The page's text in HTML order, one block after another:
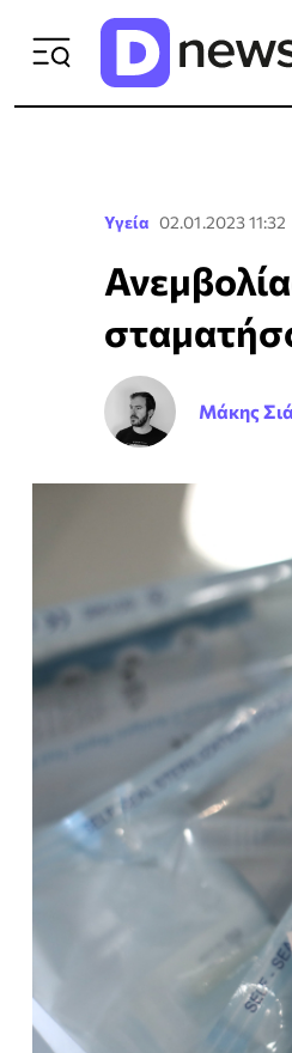
Υγεία 02.01.2023 11:32
Μάκης